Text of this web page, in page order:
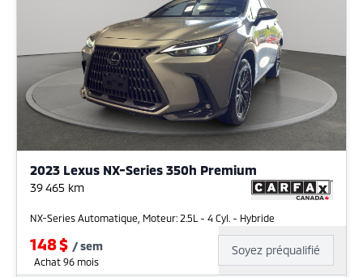
2023 Lexus NX-Series 350h Premium
39 465 km
NX-Series Automatique, Moteur: 2.5L - 4 Cyl. - Hybride
148$ /sem
Achat 96 mois
Soyez préqualifié